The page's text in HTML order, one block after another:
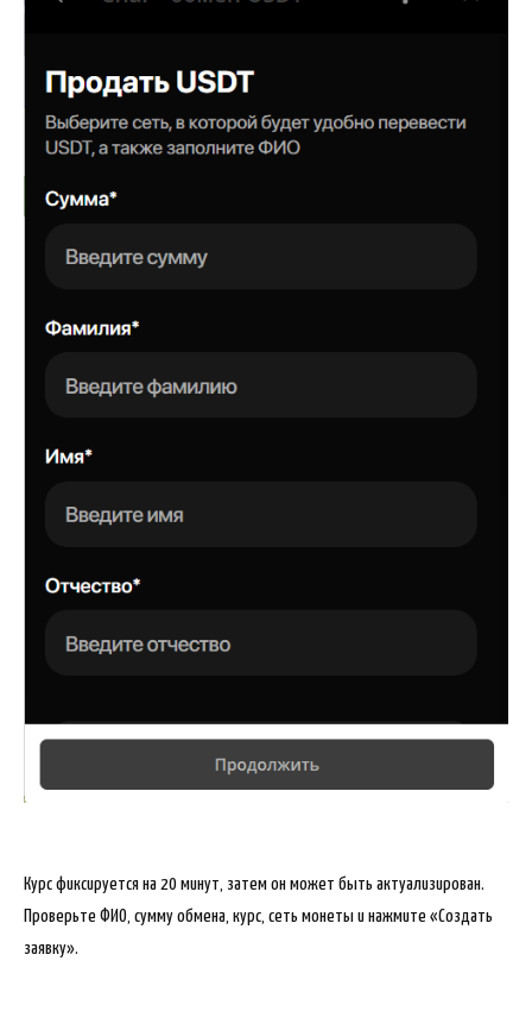
Курс фиксируется на 20 минут, затем он может быть актуализирован.
Проверьте ФИО, сумму обмена, курс, сеть монеты и нажмите «Создать
заявку».